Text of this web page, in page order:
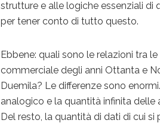
strutture e alle logiche essenziali di
per tener conto di tutto questo.
Ebbene: quali sono le relazioni tra
commerciale degli anni Ottanta e
Duemila? Le differenze sono
analogico e la quantità infinita
Del resto, la quantità di dati di cui